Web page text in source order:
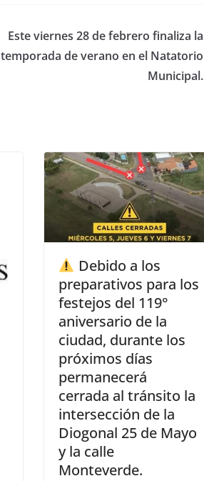
Este viernes 28 de febrero finaliza la
temporada de verano en el Natatorio
Municipal.
Debido a los
preparativos para los
festejos del 119°
aniversario de la
ciudad, durante los
próximos días
permanecerá
cerrada al tránsito la
intersección de la
Diogonal 25 de Mayo
y la calle
Monteverde.